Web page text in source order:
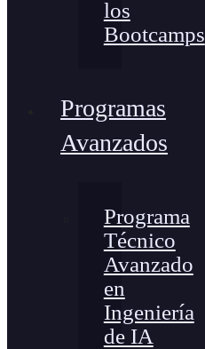
los
Bootcamps
Programas
Avanzados
Programa
Técnico
Avanzado
en
Ingeniería
de IA